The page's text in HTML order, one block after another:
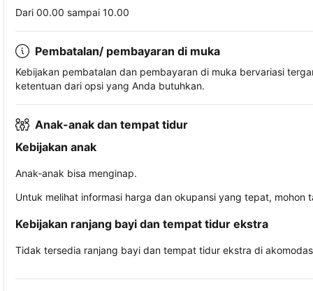
Dari 00.00 sampai 10.00
Pembatalan/ pembayaran di muka
Kebijakan pembatalan dan pembayaran di muka bervariasi
ketentuan dari opsi yang Anda butuhkan.
Anak-anak dan tempat tidur
Kebijakan anak
Anak-anak bisa menginap.
Untuk melihat informasi harga dan okupansi yang tepat,
Kebijakan ranjang bayi dan tempat tidur ekstra
Tidak tersedia ranjang bayi dan tempat tidur ekstra di